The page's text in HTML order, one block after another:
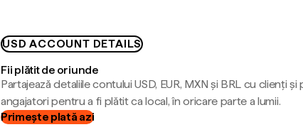
USD ACCOUNT DETAILS
Fii plătit de oriunde
Partajează detaliile contului USD, EUR, MXN și BRL cu clienți și
angajatori pentru a fi plătit ca local, în oricare parte a lumii.
Primește plată azi